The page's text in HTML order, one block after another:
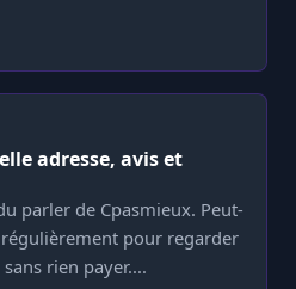
adresse, avis et
parler de Cpasmieux. Peut-
pour regarder
rien payer....